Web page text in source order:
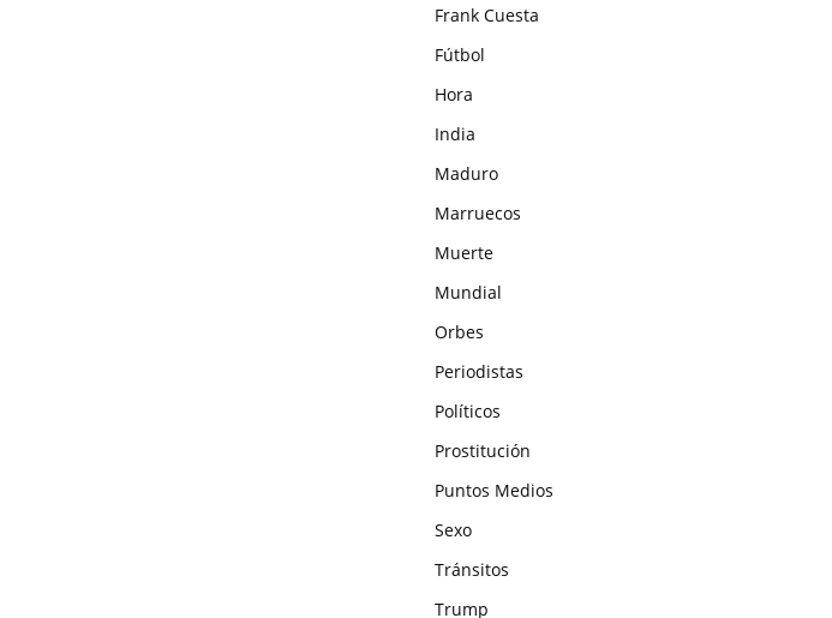
Frank Cuesta
Fútbol
Hora
India
Maduro
Marruecos
Muerte
Mundial
Orbes
Periodistas
Políticos
Prostitución
Puntos Medios
Sexo
Tránsitos
Trump